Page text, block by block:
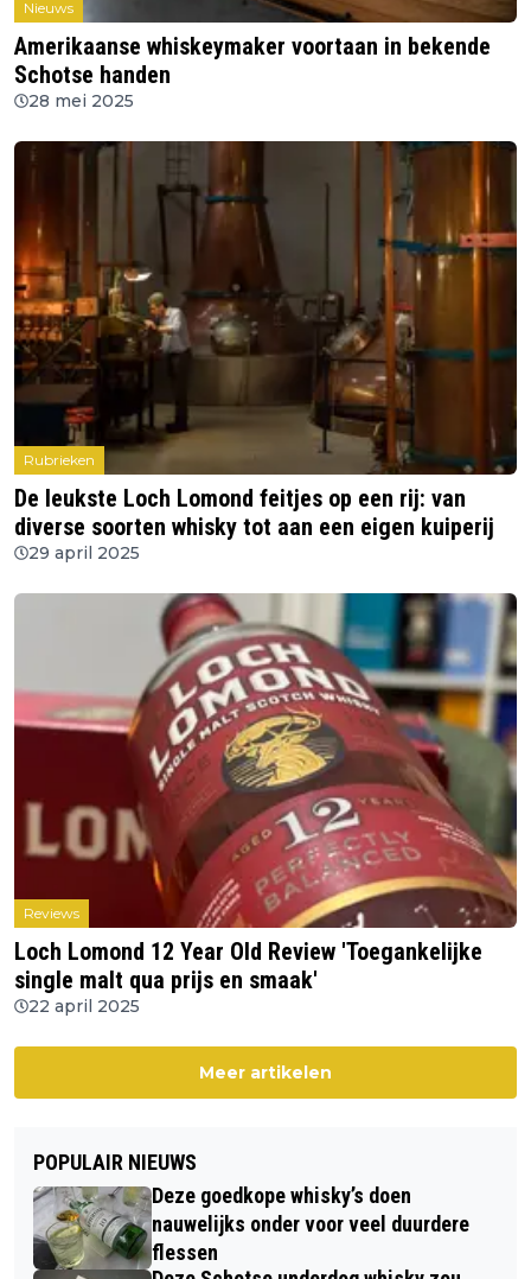
Nieuws
Amerikaanse whiskeymaker voortaan in bekende
Schotse handen
28 mei 2025
Rubrieken
De leukste Loch Lomond feitjes op een rij: van
diverse soorten whisky tot aan een eigen kuiperij
29 april 2025
Reviews
Loch Lomond 12 Year Old Review 'Toegankelijke
single malt qua prijs en smaak'
22 april 2025
Meer artikelen
POPULAIR NIEUWS
Deze goedkope whisky’s doen
nauwelijks onder voor veel duurdere
flessen